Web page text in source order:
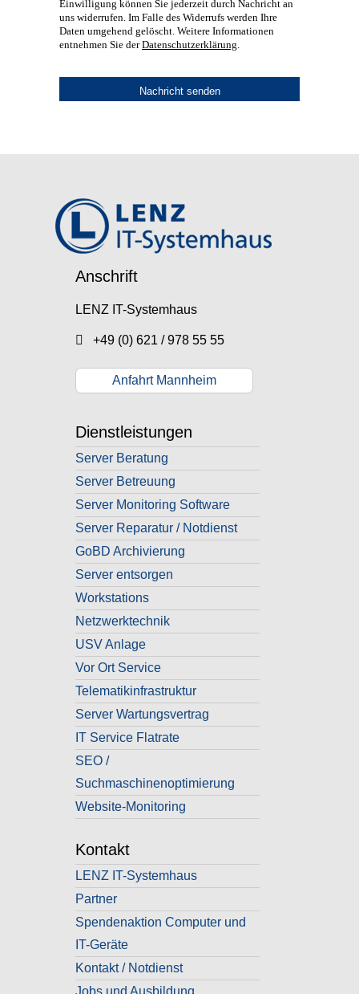
Einwilligung können Sie jederzeit durch Nachricht an
uns widerrufen. Im Falle des Widerrufs werden Ihre
Daten umgehend gelöscht. Weitere Informationen
entnehmen Sie derDatenschutzerklärung
Anschrift
LENZ IT-Systemhaus
+49 (0) 621 / 978 55 55
Anfahrt Mannheim
Dienstleistungen
Server Beratung
Server Betreuung
Server Monitoring Software
Server Reparatur / Notdienst
GoBD Archivierung
Server entsorgen
Workstations
Netzwerktechnik
USV Anlage
Vor Ort Service
Telematikinfrastruktur
Server Wartungsvertrag
IT Service Flatrate
SEO /
Suchmaschinenoptimierung
Website-Monitoring
Kontakt
LENZ IT-Systemhaus
Partner
Spendenaktion Computer und
IT-Geräte
Kontakt / Notdienst
Jobs und Ausbildung